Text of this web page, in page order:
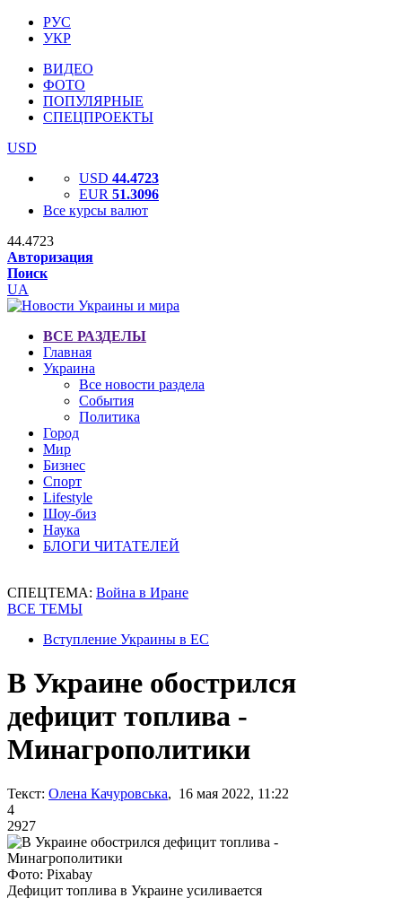
РУС
УКР
ВИДЕО
ФОТО
ПОПУЛЯРНЫЕ
СПЕЦПРОЕКТЫ
USD
USD 44.4723
EUR 51.3096
Все курсы валют
44.4723
Авторизация
Поиск
UA
ВСЕ РАЗДЕЛЫ
Главная
Украина
Все новости раздела
События
Политика
Город
Мир
Бизнес
Спорт
Lifestyle
Шоу-биз
Наука
БЛОГИ ЧИТАТЕЛЕЙ
СПЕЦТЕМА: Война в Иране
ВСЕ ТЕМЫ
Вступление Украины в ЕС
В Украине обострился
дефицит топлива -
Минагрополитики
Текст: Олена Качуровська, 16 мая 2022, 11:22
4
2927
Фото: Pixabay
Дефицит топлива в Украине усиливается